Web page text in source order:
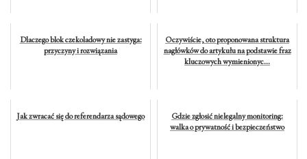
Dlaczego blok czekoladowy nie zastyga:
przyczyny i rozwiązania
Oczywiście, oto proponowana struktura
nagłówków do artykułu na podstawie fraz
kluczowych wymienionyc...
Jak zwracać się do referendarza sądowego
Gdzie zgłosić nielegalny monitoring:
walka o prywatność i bezpieczeństwo